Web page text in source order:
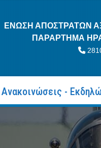
ΕΝΩΣΗ ΑΠΟΣΤΡΑΤΩΝ
ΠΑΡΑΡΤΗΜΑ
-